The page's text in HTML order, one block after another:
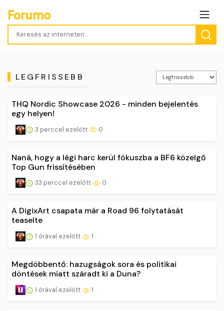
Forumo
LEGFRISSEBB
THQ Nordic Showcase 2026 - minden bejelentés
egy helyen!
3 perccel ezelőtt 0
Naná, hogy a légi harc kerül fókuszba a BF6 közelgő
Top Gun frissítésében
33 perccel ezelőtt 0
A DigixArt csapata már a Road 96 folytatását
teaselte
1 órával ezelőtt 1
Megdöbbentő: hazugságok sora és politikai
döntések miatt száradt ki a Duna?
1 órával ezelőtt 1